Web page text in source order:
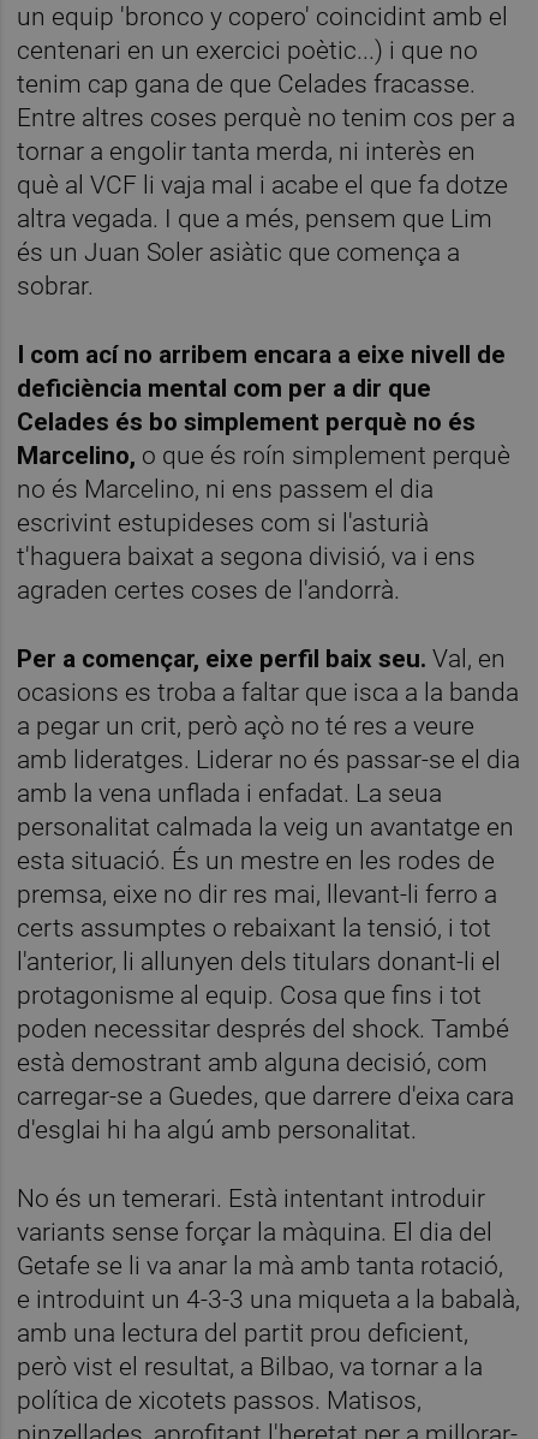
un equip 'bronco y copero' coincidint amb el
centenari en un exercici poètic...) i que no
tenim cap gana de que Celades fracasse.
Entre altres coses perquè no tenim cos per a
tornar a engolir tanta merda, ni interès en
què al VCF li vaja mal i acabe el que fa dotze
altra vegada. I que a més, pensem que Lim
és un Juan Soler asiàtic que comença a
sobrar.
I com ací no arribem encara a eixe nivell de
deficiència mental com per a dir que
Celades és bo simplement perquè no és
Marcelino, o que és roín simplement perquè
no és Marcelino, ni ens passem el dia
escrivint estupideses com si l'asturià
t'haguera baixat a segona divisió, va i ens
agraden certes coses de l'andorrà.
Per a començar, eixe perfil baix seu.Val, en
ocasions es troba a faltar que isca a la banda
a pegar un crit, però açò no té res a veure
amb lideratges. Liderar no és passar-se el dia
amb la vena unflada i enfadat. La seua
personalitat calmada la veig un avantatge en
esta situació. És un mestre en les rodes de
premsa, eixe no dir res mai, llevant-li ferro a
certs assumptes o rebaixant la tensió, i tot
l'anterior, li allunyen dels titulars donant-li el
protagonisme al equip. Cosa que fins i tot
poden necessitar després del shock. També
està demostrant amb alguna decisió, com
carregar-se a Guedes, que darrere d'eixa cara
d'esglai hi ha algú amb personalitat.
No és un temerari. Està intentant introduir
variants sense forçar la màquina. El dia del
Getafe se li va anar la mà amb tanta rotació,
e introduint un 4-3-3 una miqueta a la babalà,
amb una lectura del partit prou deficient,
però vist el resultat, a Bilbao, va tornar a la
política de xicotets passos. Matisos,